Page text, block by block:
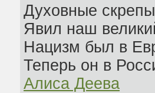
Духовные
Явил наш
Нацизм был в
Теперь он в
Алиса Деева